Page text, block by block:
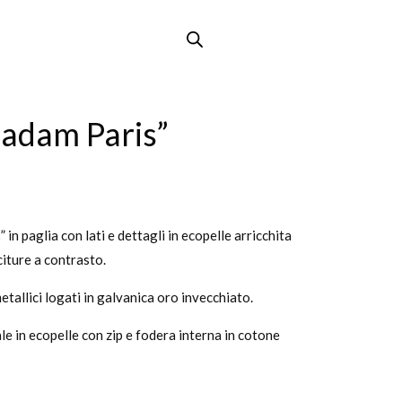
Paris”
in paglia con lati e dettagli in ecopelle arricchita
a contrasto.
logati in galvanica oro invecchiato.
in ecopelle con zip e fodera interna in cotone